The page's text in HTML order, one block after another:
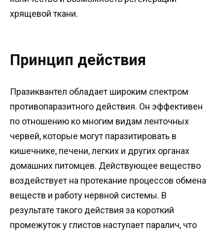
хрящевой ткани.
Принцип действия
Празиквантел обладает широким спектром
противопаразитного действия. Он эффективен
по отношению ко многим видам ленточных
червей, которые могут паразитировать в
кишечнике, печени, легких и других органах
домашних питомцев. Действующее вещество
воздействует на протекание процессов обмена
веществ и работу нервной системы. В
результате такого действия за короткий
промежуток у глистов наступает паралич, что